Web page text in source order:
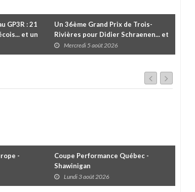
GP3R : 21
et un
Un 36ème Grand Prix de Trois-
Rivières pour Didier Schraenen... et
une première en Challenge Canada
Mercredi 5 août 2026
-
Coupe Performance Québec -
Shawinigan
Lundi 3 août 2026